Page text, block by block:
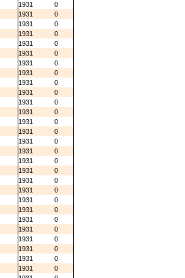
1931
0
1931
0
1931
0
1931
0
1931
0
1931
0
1931
0
1931
0
1931
0
1931
0
1931
0
1931
0
1931
0
1931
0
1931
0
1931
0
1931
0
1931
0
1931
0
1931
0
1931
0
1931
0
1931
0
1931
0
1931
0
1931
0
1931
0
1931
0